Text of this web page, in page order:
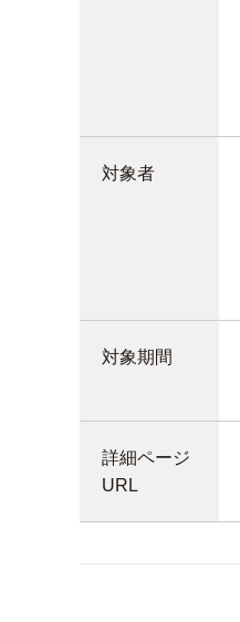
対象者
対象期間
詳細ページ
URL